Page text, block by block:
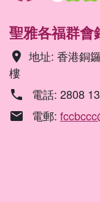
聖雅各福群會
location_on 地址: 香港銅
樓
phone 電話: 2808
email 電郵: